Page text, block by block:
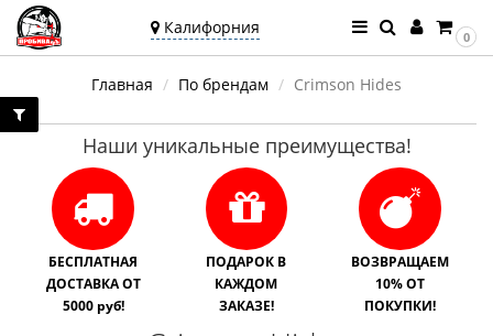
Калифорния
Ваш город —
Калифорния
0
Главная По брендам Crimson Hides
Наши уникальные преимущества!
БЕСПЛАТНАЯ
ДОСТАВКА ОТ
5000 руб!
ПОДАРОК В
КАЖДОМ
ЗАКАЗЕ!
ВОЗВРАЩАЕМ
10% ОТ
ПОКУПКИ!